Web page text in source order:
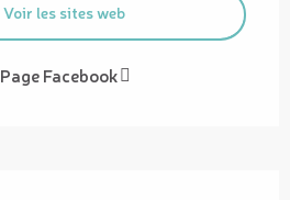
Voir les sites web
Page Facebook